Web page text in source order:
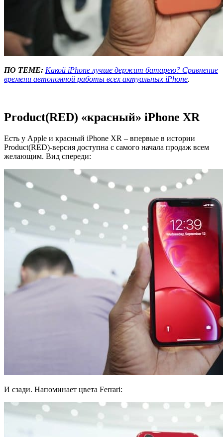
ПО ТЕМЕ: Какой iPhone лучше держит батарею? Сравнение
времени автономной работы всех актуальных iPhone.
Product(RED) «красный» iPhone XR
Есть у Apple и красный iPhone XR – впервые в истории
Product(RED)-версия доступна с самого начала продаж всем
желающим. Вид спереди:
И сзади. Напоминает цвета Ferrari: